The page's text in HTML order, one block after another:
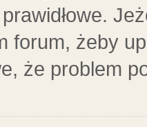
forum, żeby
że problem